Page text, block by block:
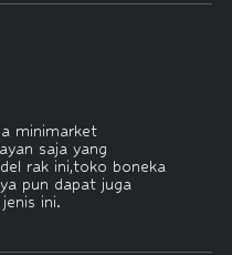
minimarket
saja yang
rak ini,toko boneka
pun dapat juga
ini.